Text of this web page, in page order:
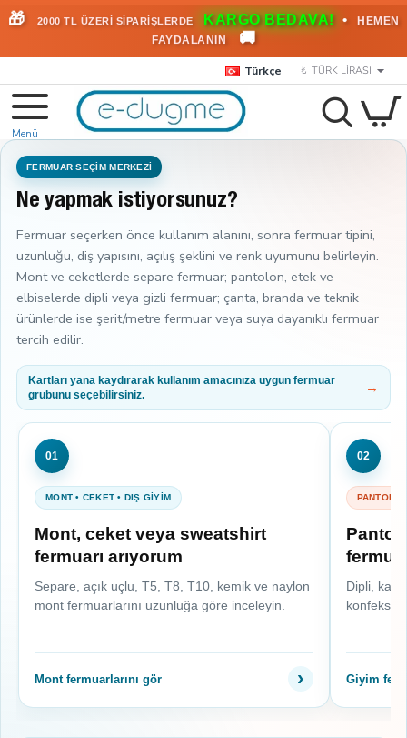
🎁 2000 TL ÜZERİ SİPARİŞLERDE KARGO BEDAVA! •
HEMEN
FAYDALANIN
🚚
Türkçe ₺ TÜRK LIRASI
FERMUAR SEÇİM MERKEZİ
Ne yapmak istiyorsunuz?
Fermuar seçerken önce kullanım alanını, sonra fermuar tipini,
uzunluğu, diş yapısını, açılış şeklini ve renk uyumunu belirleyin.
Mont ve ceketlerde separe fermuar; pantolon, etek ve
elbiselerde dipli veya gizli fermuar; çanta, branda ve teknik
ürünlerde ise şerit/metre fermuar veya suya dayanıklı fermuar
tercih edilir.
Kartları yana kaydırarak kullanım amacınıza uygun fermuar
grubunu seçebilirsiniz.
01
MONT • CEKET • DIŞ GİYİM
Mont, ceket veya sweatshirt
fermuarı arıyorum
Separe, açık uçlu, T5, T8, T10, kemik ve naylon
mont fermuarlarını uzunluğa göre inceleyin.
Mont fermuarlarını gör
02
Dipli,
Giyim